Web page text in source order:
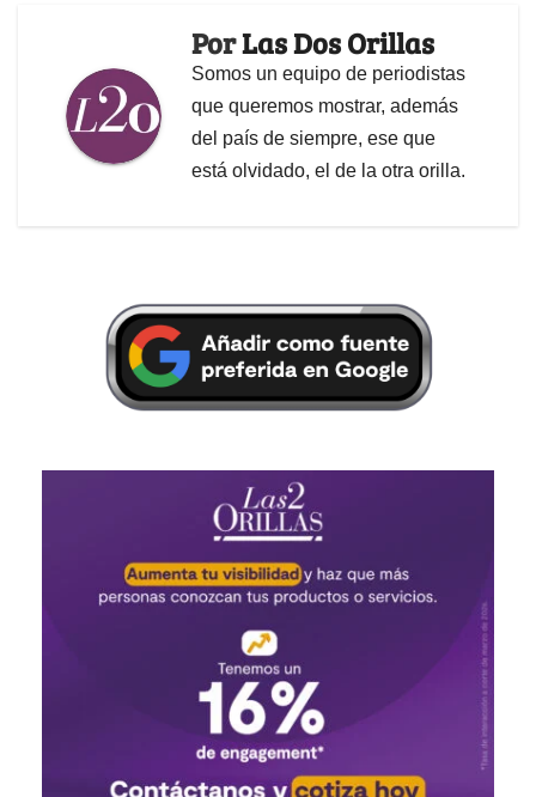
PorLas Dos Orillas
Somos un equipo de periodistas
que queremos mostrar, además
del país de siempre, ese que
está olvidado, el de la otra orilla.